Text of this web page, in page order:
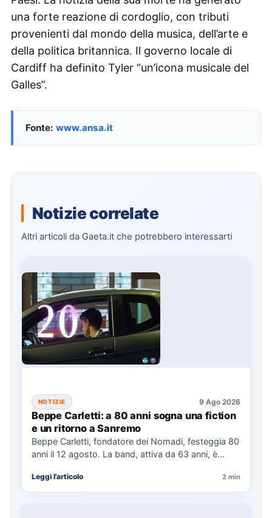
una forte reazione di cordoglio, con tributi
provenienti dal mondo della musica, dell’arte e
della politica britannica. Il governo locale di
Cardiff ha definito Tyler “un’icona musicale del
Galles”.
Fonte: www.ansa.it
Notizie correlate
Altri articoli da Gaeta.it che potrebbero interessarti
NOTIZIE 9 Ago 2026
Beppe Carletti: a 80 anni sogna una fiction
e un ritorno a Sanremo
Beppe Carletti, fondatore dei Nomadi, festeggia 80
anni il 12 agosto. La band, attiva da 63 anni, è…
Leggi l'articolo 2 min